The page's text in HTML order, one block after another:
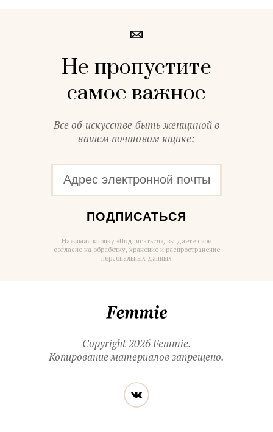
Не пропустите
самое важное
Все об искусстве быть женщиной в
вашем почтовом ящике:
ПОДПИСАТЬСЯ
Нажимая кнопку «Подписаться», вы даете свое
согласие на обработку, хранение и распространение
персональных данных
Copyright 2026 Femmie.
Копирование материалов запрещено.
Читайте
нас
в социальных